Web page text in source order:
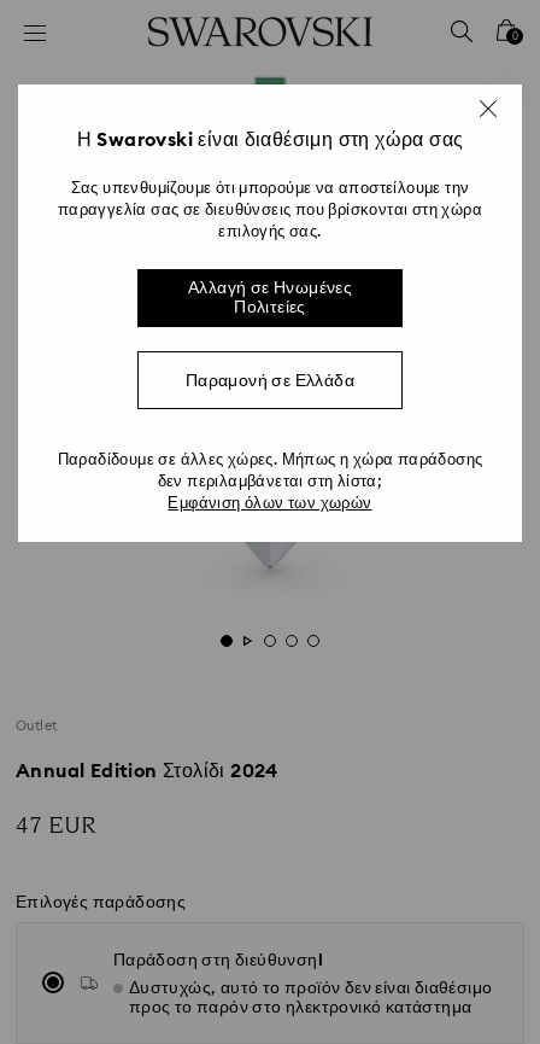
Accesskeys list
2 - Υποσέλιδο
0
Outlet
Annual Edition Στολίδι 2024
47 EUR
Επιλογές παράδοσης
Παράδοση στη διεύθυνσηl
Δυστυχώς, αυτό το προϊόν δεν είναι διαθέσιμο
προς το παρόν στο ηλεκτρονικό κατάστημα
Η Swarovski είναι διαθέσιμη στη χώρα σας
Σας υπενθυμίζουμε ότι μπορούμε να αποστείλουμε την
παραγγελία σας σε διευθύνσεις που βρίσκονται στη χώρα
επιλογής σας.
Αλλαγή σε Ηνωμένες
Πολιτείες
Παραμονή σε Ελλάδα
Παραδίδουμε σε άλλες χώρες. Μήπως η χώρα παράδοσης
δεν περιλαμβάνεται στη λίστα;
Εμφάνιση όλων των χωρών